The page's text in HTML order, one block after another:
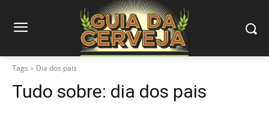
Tags Dia dos pais
Tudo sobre: dia dos pais